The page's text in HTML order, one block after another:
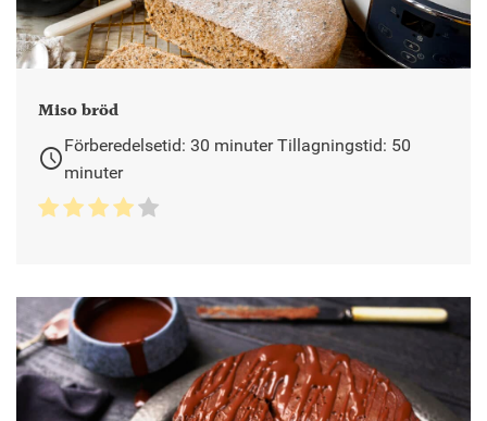
Miso bröd
scheduleFörberedelsetid: 30 minuter Tillagningstid: 50
minuter